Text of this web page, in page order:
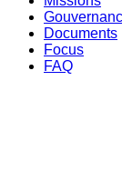
Documents
Focus
FAQ